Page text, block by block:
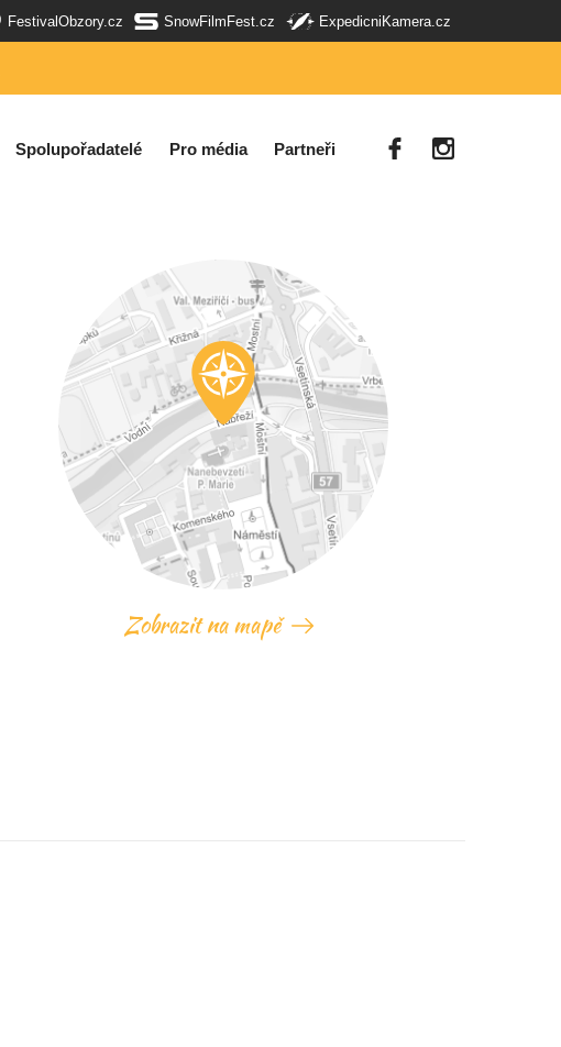
FestivalObzory.cz SnowFilmFest.cz ExpedicniKamera.cz
Spolupořadatelé Pro média Partneři
Zobrazit na mapě